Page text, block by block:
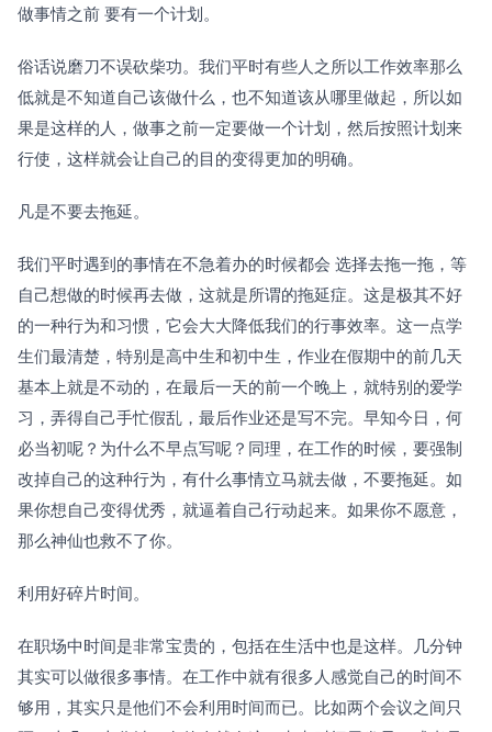
做事情之前 要有一个计划。
俗话说磨刀不误砍柴功。我们平时有些人之所以工作效率那么
低就是不知道自己该做什么，也不知道该从哪里做起，所以如
果是这样的人，做事之前一定要做一个计划，然后按照计划来
行使，这样就会让自己的目的变得更加的明确。
凡是不要去拖延。
我们平时遇到的事情在不急着办的时候都会 选择去拖一拖，等
自己想做的时候再去做，这就是所谓的拖延症。这是极其不好
的一种行为和习惯，它会大大降低我们的行事效率。这一点学
生们最清楚，特别是高中生和初中生，作业在假期中的前几天
基本上就是不动的，在最后一天的前一个晚上，就特别的爱学
习，弄得自己手忙假乱，最后作业还是写不完。早知今日，何
必当初呢？为什么不早点写呢？同理，在工作的时候，要强制
改掉自己的这种行为，有什么事情立马就去做，不要拖延。如
果你想自己变得优秀，就逼着自己行动起来。如果你不愿意，
那么神仙也救不了你。
利用好碎片时间。
在职场中时间是非常宝贵的，包括在生活中也是这样。几分钟
其实可以做很多事情。在工作中就有很多人感觉自己的时间不
够用，其实只是他们不会利用时间而已。比如两个会议之间只